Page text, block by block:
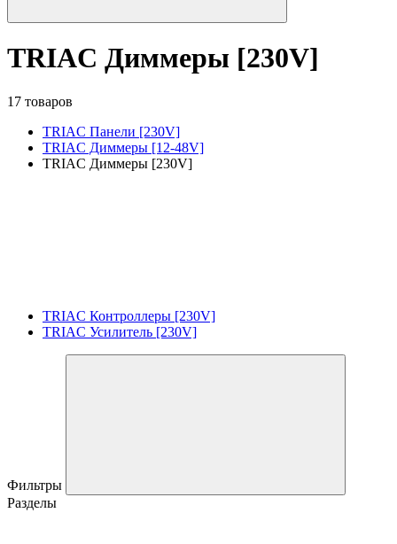
TRIAC Диммеры [230V]
17 товаров
TRIAC Панели [230V]
TRIAC Диммеры [12-48V]
TRIAC Диммеры [230V]
TRIAC Контроллеры [230V]
TRIAC Усилитель [230V]
Фильтры
Разделы